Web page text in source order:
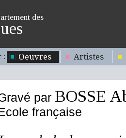
des
: Oeuvres Artistes
par BOSSE
française